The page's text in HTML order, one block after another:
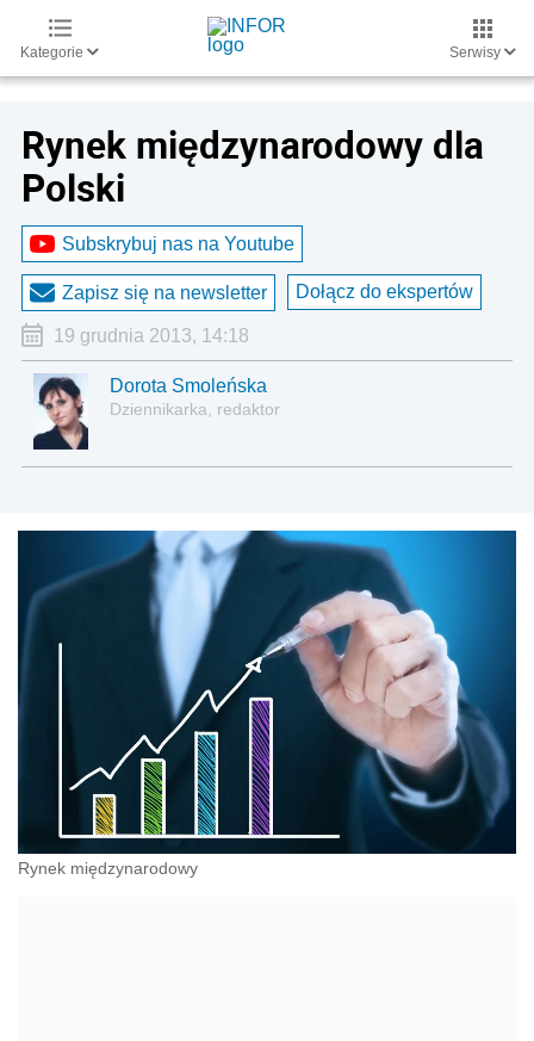
Kategorie Serwisy
Rynek międzynarodowy dla
Polski
Subskrybuj nas na Youtube
Zapisz się na newsletter Dołącz do ekspertów
19 grudnia 2013, 14:18
Dorota Smoleńska
Dziennikarka, redaktor
Rynek międzynarodowy